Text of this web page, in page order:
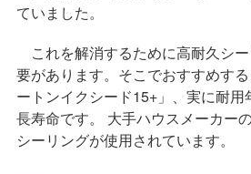
ていました。
これを解消するために高耐久シ
要があります。そこでおすすめす
ートンイクシード15+」、実に耐用
長寿命です。 大手ハウスメーカー
シーリングが使用されています。